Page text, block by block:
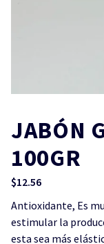
JABÓN
100GR
$12.56
Antioxidante, Es
estimular la
esta sea más